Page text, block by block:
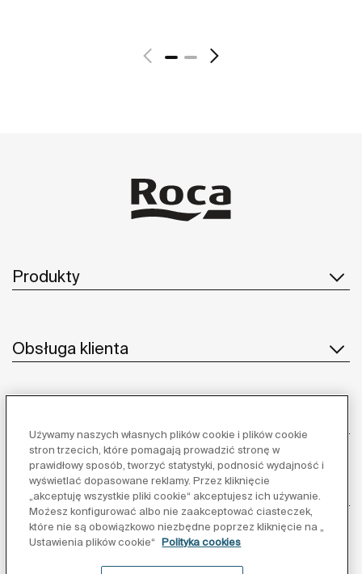
Produkty
Obsługa klienta
Inspiracja
Obserwuj nas:
Używamy naszych własnych plików cookie i plików cookie
stron trzecich, które pomagają prowadzić stronę w
prawidłowy sposób, tworzyć statystyki, podnosić wydajność i
wyświetlać dopasowane reklamy. Przez kliknięcie
„akceptuję wszystkie pliki cookie“ akceptujesz ich używanie.
Możesz konfigurować albo nie zaakceptować ciasteczek,
które nie są obowiązkowo niezbędne poprzez kliknięcie na „
Ustawienia plików cookie“
Polityka cookies